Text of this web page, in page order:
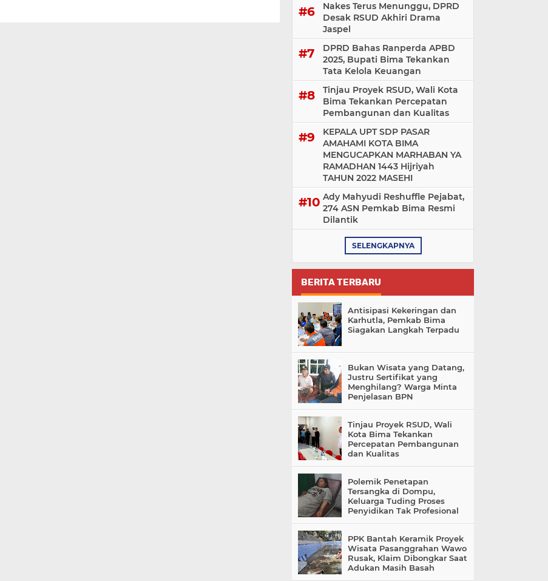
Nakes Terus Menunggu, DPRD
Desak RSUD Akhiri Drama
Jaspel
DPRD Bahas Ranperda APBD
2025, Bupati Bima Tekankan
Tata Kelola Keuangan
Tinjau Proyek RSUD, Wali Kota
Bima Tekankan Percepatan
Pembangunan dan Kualitas
KEPALA UPT SDP PASAR
AMAHAMI KOTA BIMA
MENGUCAPKAN MARHABAN YA
RAMADHAN 1443 Hijriyah
TAHUN 2022 MASEHI
Ady Mahyudi Reshuffle Pejabat,
274 ASN Pemkab Bima Resmi
Dilantik
SELENGKAPNYA
BERITA TERBARU
Antisipasi Kekeringan dan
Karhutla, Pemkab Bima
Siagakan Langkah Terpadu
Bukan Wisata yang Datang,
Justru Sertifikat yang
Menghilang? Warga Minta
Penjelasan BPN
Tinjau Proyek RSUD, Wali
Kota Bima Tekankan
Percepatan Pembangunan
dan Kualitas
Polemik Penetapan
Tersangka di Dompu,
Keluarga Tuding Proses
Penyidikan Tak Profesional
PPK Bantah Keramik Proyek
Wisata Pasanggrahan Wawo
Rusak, Klaim Dibongkar Saat
Adukan Masih Basah